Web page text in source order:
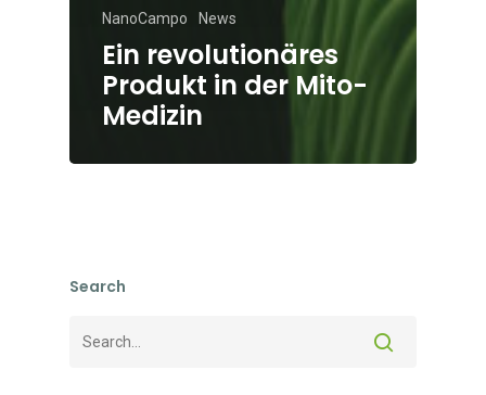
NanoCampo News
Ein revolutionäres
Produkt in der Mito-
Medizin
Search